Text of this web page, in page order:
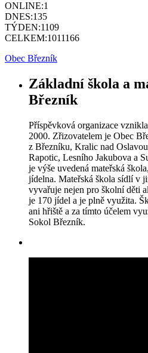
ONLINE:1
DNES:135
TÝDEN:1109
CELKEM:1011166
Obec Březník
Základní škola a
Březník
Příspěvková organizace
2000. Zřizovatelem je Obec
z Březníku, Kralic nad
Rapotic, Lesního Jakubova a
je výše uvedená mateřská
jídelna. Mateřská škola sídlí v
vyvařuje nejen pro školní děti
je 170 jídel a je plně využita.
ani hřiště a za tímto účelem
Sokol Březník.